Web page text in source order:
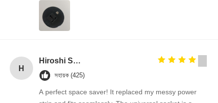
H
Hiroshi Suzuki
সহায়ক (425)
A perfect space saver! It replaced my messy power